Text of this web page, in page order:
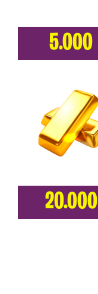
5.000
20.000